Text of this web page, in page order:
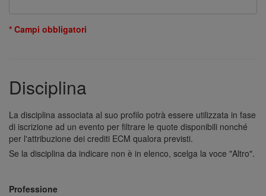
* Campi obbligatori
Disciplina
La disciplina associata al suo profilo potrà essere utilizzata in fase
di iscrizione ad un evento per filtrare le quote disponibili nonché
per l'attribuzione dei crediti ECM qualora previsti.
Se la disciplina da indicare non è in elenco, scelga la voce "Altro".
Professione